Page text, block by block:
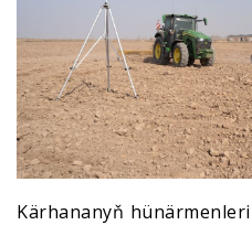
Kärhananyň